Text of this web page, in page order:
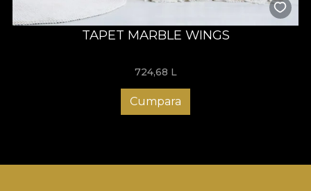
TAPET MARBLE WINGS
724,68 L
Cumpara